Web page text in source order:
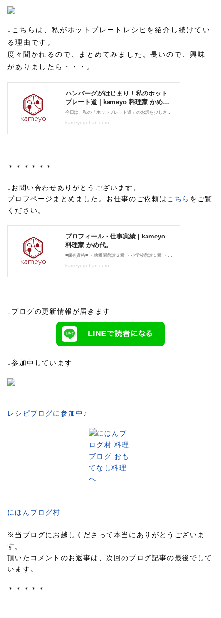
↓こちらは、私がホットプレートレシピを紹介し続けてい
る理由です。
度々聞かれるので、まとめてみました。長いので、興味
がありましたら・・・。
＊＊＊＊＊＊
↓お問い合わせありがとうございます。
プロフページまとめました。お仕事のご依頼は こちら をご覧
ください。
↓ブログの更新情報が届きます
↓参加中しています
レシピブログに参加中♪
にほんブログ村
※当ブログにお越しくださって本当にありがとうございま
す。
頂いたコメントのお返事は、次回のブログ記事の最後でして
います。
＊＊＊＊＊